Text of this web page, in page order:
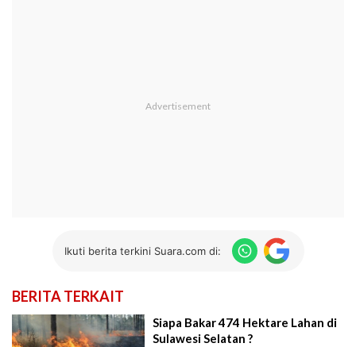
Ikuti berita terkini Suara.com di:
BERITA TERKAIT
Siapa Bakar 474 Hektare Lahan di
Sulawesi Selatan ?